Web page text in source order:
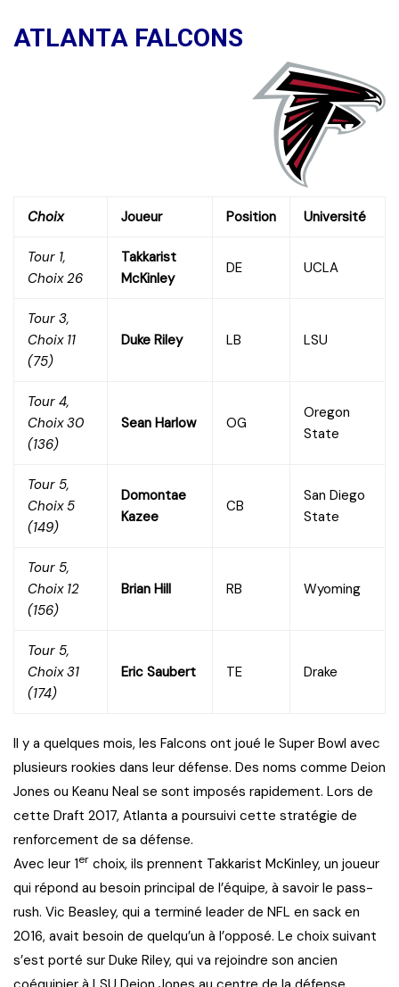
ATLANTA FALCONS
Choix Joueur Position Université
Tour 1,
Choix 26
Takkarist
McKinley
DE UCLA
Tour 3,
Choix 11
(75)
Duke Riley LB LSU
Tour 4,
Choix 30
(136)
Sean Harlow OG
Oregon
State
Tour 5,
Choix 5
(149)
Domontae
Kazee
CB
San Diego
State
Tour 5,
Choix 12
(156)
Brian Hill RB Wyoming
Tour 5,
Choix 31
(174)
Eric Saubert TE Drake
Il y a quelques mois, les Falcons ont joué le Super Bowl avec
plusieurs rookies dans leur défense. Des noms comme Deion
Jones ou Keanu Neal se sont imposés rapidement. Lors de
cette Draft 2017, Atlanta a poursuivi cette stratégie de
renforcement de sa défense.
Avec leur 1er choix, ils prennent Takkarist McKinley, un joueur
qui répond au besoin principal de l’équipe, à savoir le pass-
rush. Vic Beasley, qui a terminé leader de NFL en sack en
2016, avait besoin de quelqu’un à l’opposé. Le choix suivant
s’est porté sur Duke Riley, qui va rejoindre son ancien